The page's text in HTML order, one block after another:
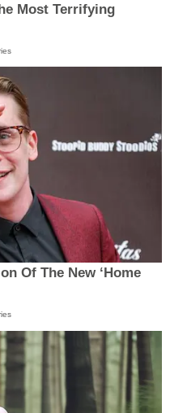
Most Terrifying
Of The New ‘Home